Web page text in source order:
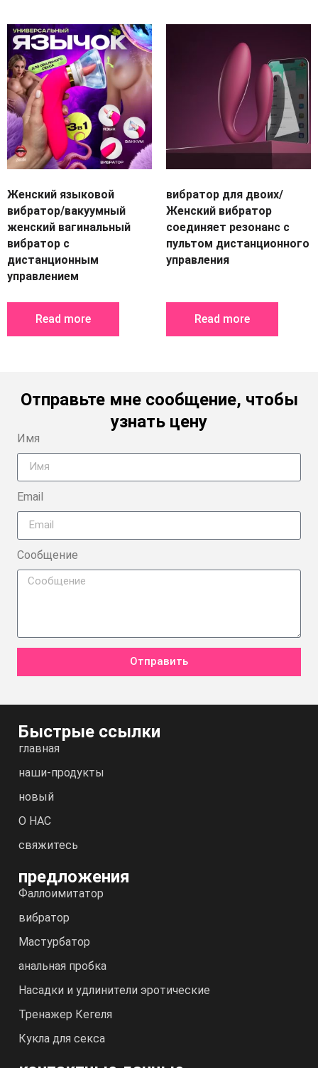
Женский языковой
вибратор/вакуумный
женский вагинальный
вибратор с
дистанционным
управлением
Read more
вибратор для двоих/
Женский вибратор
соединяет резонанс с
пультом дистанционного
управления
Read more
Отправьте мне сообщение, чтобы
узнать цену
Имя
Email
Сообщение
Отправить
Быстрые ссылки
главная
наши-продукты
новый
О НАС
свяжитесь
предложения
Фаллоимитатор
вибратор
Мастурбатор
анальная пробка
Насадки и удлинители эротические
Тренажер Кегеля
Кукла для секса